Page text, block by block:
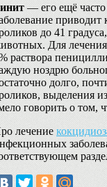
— его ещё часто
до 41
Для
раствора
ноздрю
долго,
выделения
говорить о том,
лечение